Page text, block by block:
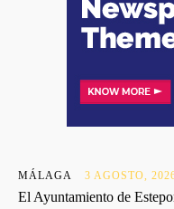
MÁLAGA 3 AGOSTO,
El Ayuntamiento de